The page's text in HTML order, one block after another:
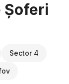
Șoferi
Sector 4